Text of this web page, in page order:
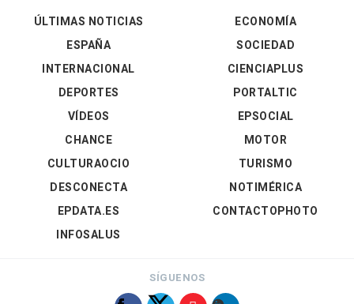
ÚLTIMAS NOTICIAS
ESPAÑA
INTERNACIONAL
DEPORTES
VÍDEOS
ECONOMÍA
SOCIEDAD
CIENCIAPLUS
PORTALTIC
EPSOCIAL
CHANCE
CULTURAOCIO
DESCONECTA
EPDATA.ES
INFOSALUS
MOTOR
TURISMO
NOTIMÉRICA
CONTACTOPHOTO
SÍGUENOS